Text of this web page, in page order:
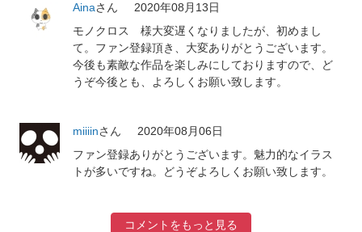
Ainaさん
2020年08月13日
モノクロス 様大変遅くなりましたが、初めまし
て。ファン登録頂き、大変ありがとうございます。
今後も素敵な作品を楽しみにしておりますので、ど
うぞ今後とも、よろしくお願い致します。
miiiinさん
2020年08月06日
ファン登録ありがとうございます。魅力的なイラス
トが多いですね。どうぞよろしくお願い致します。
コメントをもっと見る